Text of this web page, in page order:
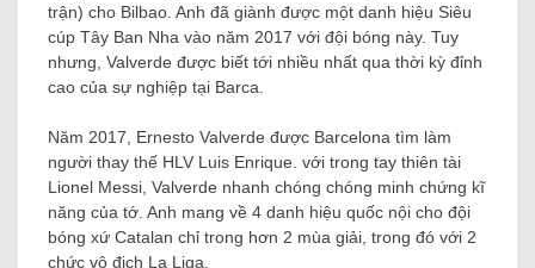
trận) cho Bilbao. Anh đã giành được một danh hiệu Siêu
cúp Tây Ban Nha vào năm 2017 với đội bóng này. Tuy
nhưng, Valverde được biết tới nhiều nhất qua thời kỳ đỉnh
cao của sự nghiệp tại Barca.
Năm 2017, Ernesto Valverde được Barcelona tìm làm
người thay thế HLV Luis Enrique. với trong tay thiên tài
Lionel Messi, Valverde nhanh chóng chóng minh chứng kĩ
năng của tớ. Anh mang về 4 danh hiệu quốc nội cho đội
bóng xứ Catalan chỉ trong hơn 2 mùa giải, trong đó với 2
chức vô địch La Liga.